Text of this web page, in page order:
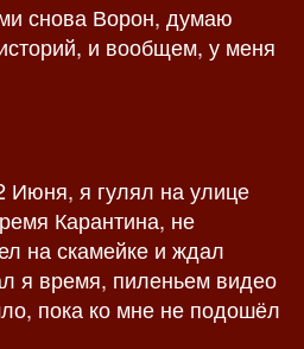
а
п
снова Ворон, думаю
и вообщем, у меня
Июня, я гулял на улице
Карантина, не
на скамейке и ждал
я время, пиленьем видео
пока ко мне не подошёл